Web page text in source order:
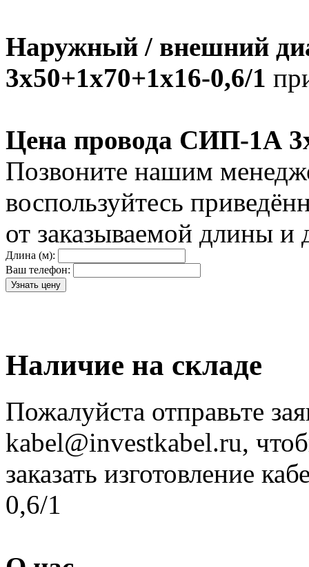
Наружный / внешний
3х50+1х70+1х16-0,6/1
Цена провода СИП-1А
Позвоните нашим
воспользуйтесь
от заказываемой длины и
Длина (м):
Ваш телефон:
Наличие на складе
Пожалуйста отправьте
kabel@investkabel.ru,
заказать изготовление
0,6/1